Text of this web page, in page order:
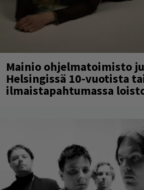
Mainio ohjelmatoimisto
Helsingissä 10-vuotista
ilmaistapahtumassa